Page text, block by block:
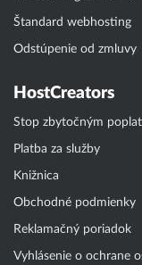
Štandard webhosting
Odstúpenie od zmluvy
HostCreators
Stop zbytočným
Platba za služby
Knižnica
Obchodné podmienky
Reklamačný poriadok
Vyhlásenie o ochrane